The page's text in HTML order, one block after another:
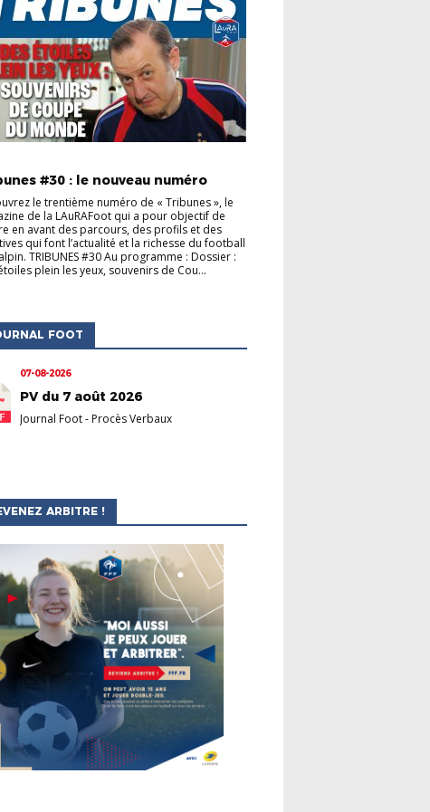
#30 : le nouveau numéro
le trentième numéro de « Tribunes », le
de la LAuRAFoot qui a pour objectif de
en avant des parcours, des profils et des
qui font l’actualité et la richesse du football
TRIBUNES #30 Au programme : Dossier :
plein les yeux, souvenirs de Cou...
FOOT
07-08-2026
PV du 7 août 2026
Journal Foot- Procès Verbaux
ARBITRE !